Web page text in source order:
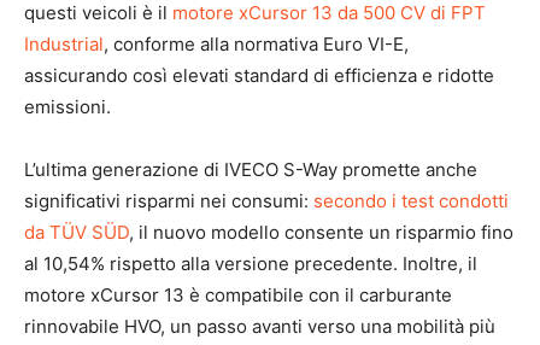
questi veicoli è il motore xCursor 13 da 500 CV di FPT
Industrial, conforme alla normativa Euro VI-E,
assicurando così elevati standard di efficienza e ridotte
emissioni.
L’ultima generazione di IVECO S-Way promette anche
significativi risparmi nei consumi: secondo i test condotti
da TÜV SÜD, il nuovo modello consente un risparmio fino
al 10,54% rispetto alla versione precedente. Inoltre, il
motore xCursor 13 è compatibile con il carburante
rinnovabile HVO, un passo avanti verso una mobilità più